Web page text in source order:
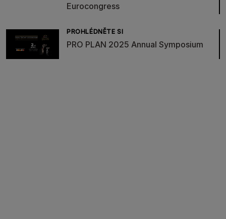
Eurocongress
PROHLÉDNĚTE SI
PRO PLAN 2025 Annual Symposium